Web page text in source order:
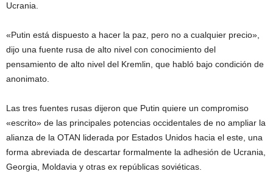
Ucrania.
«Putin está dispuesto a hacer la paz, pero no a cualquier precio»,
dijo una fuente rusa de alto nivel con conocimiento del
pensamiento de alto nivel del Kremlin, que habló bajo condición de
anonimato.
Las tres fuentes rusas dijeron que Putin quiere un compromiso
«escrito» de las principales potencias occidentales de no ampliar la
alianza de la OTAN liderada por Estados Unidos hacia el este, una
forma abreviada de descartar formalmente la adhesión de Ucrania,
Georgia, Moldavia y otras ex repúblicas soviéticas.